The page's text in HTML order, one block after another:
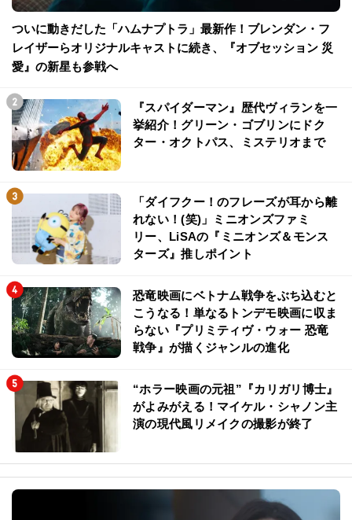
ついに動きだした「ハムナプトラ」最新作！ブレンダン・フ
レイザーらオリジナルキャストに続き、『オブセッション 災
愛』の新星も参戦へ
『スパイダーマン』歴代ヴィランを一
挙紹介！グリーン・ゴブリンにドク
ター・オクトパス、ミステリオまで
「ダイフクー！のフレーズが耳から離
れない！(笑)」ミニオンズファミ
リー、LiSAの『ミニオンズ＆モンス
ターズ』推しポイント
恐竜映画にベトナム戦争をぶち込むと
こうなる！単なるトンデモ映画に収ま
らない『プリミティヴ・ウォー 恐竜
戦争』が描くジャンルの進化
“ホラー映画の元祖”『カリガリ博士』
がよみがえる！マイケル・シャノン主
演の現代風リメイクの撮影が終了